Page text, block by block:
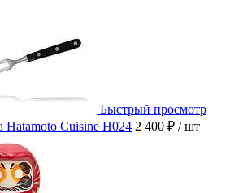
Быстрый просмотр
Hatamoto Cuisine H024 2 400 ₽ / шт